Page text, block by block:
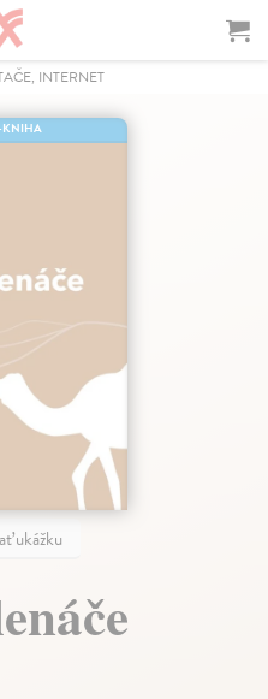
INTERNET
KNIHA
ukážku